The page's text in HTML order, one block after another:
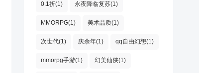
0.1折(1) 永夜降临复苏(1)
MMORPG(1) 美术品质(1)
次世代(1) 庆余年(1) qq自由幻想(1)
mmorpg手游(1) 幻美仙侠(1)